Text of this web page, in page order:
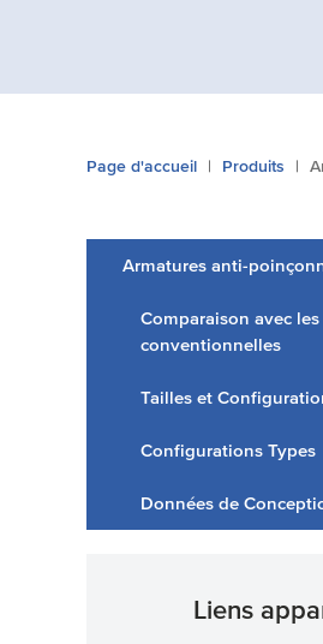
Vous
Page d'accueil Produits
Armatures anti-
Comparaison avec
conventionnelles
Tailles et
Configurations Types
Données de
Liens